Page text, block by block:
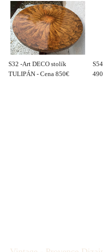
S32 -Art DECO stolík
TULIPÁN - Cena 850€